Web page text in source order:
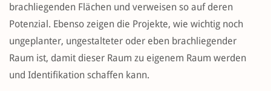
brachliegenden Flächen und verweisen so auf deren
Potenzial. Ebenso zeigen die Projekte, wie wichtig noch
ungeplanter, ungestalteter oder eben brachliegender
Raum ist, damit dieser Raum zu eigenem Raum werden
und Identifikation schaffen kann.